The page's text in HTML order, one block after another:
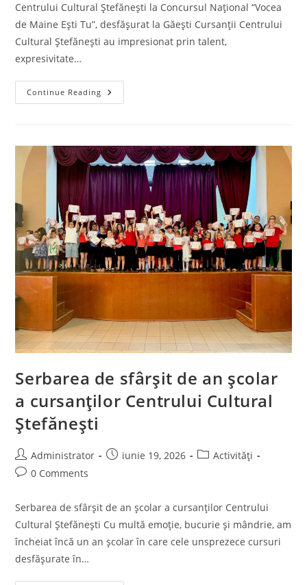
Centrului Cultural Ștefănești la Concursul Național “Vocea
de Maine Ești Tu”, desfășurat la Găești Cursanții Centrului
Cultural Ștefănești au impresionat prin talent,
expresivitate…
Continue Reading Secția
Canto
La
Concursul
Național
“Vocea
De
Maine
Ești
Tu”
Serbarea de sfârșit de an școlar
a cursanților Centrului Cultural
Ștefănești
Post
author:
Administrator
Postiunie 19, 2026
PostActivități
Post0 Comments
Serbarea de sfârșit de an școlar a cursanților Centrului
Cultural Ștefănești Cu multă emoție, bucurie și mândrie, am
încheiat încă un an școlar în care cele unsprezece cursuri
desfășurate în…